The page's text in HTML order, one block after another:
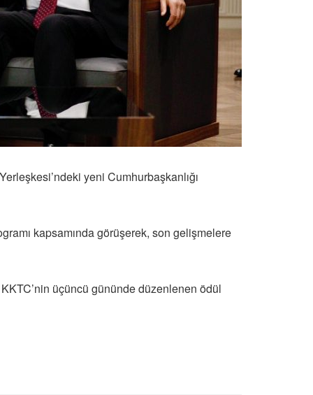
yeni Cumhurbaşkanlığı
kapsamında görüşerek, son gelişmelere
üçüncü gününde düzenlenen ödül